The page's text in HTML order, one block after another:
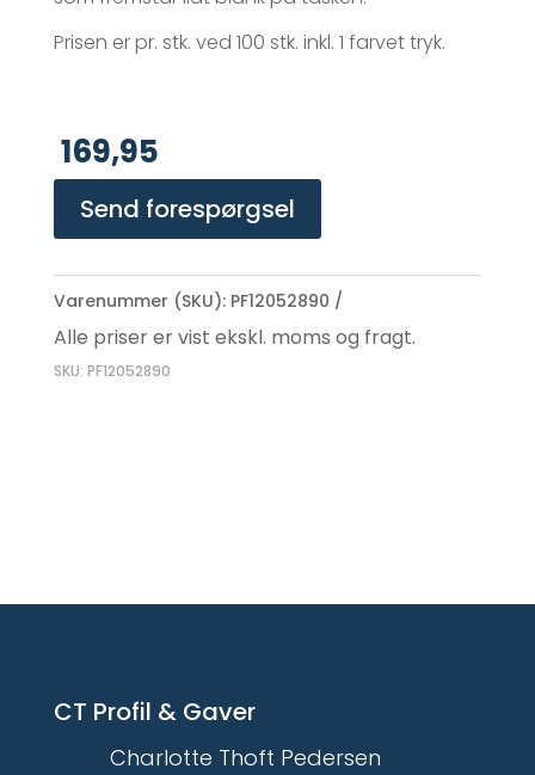
Prisen er pr. stk. ved 100 stk. inkl. 1 farvet tryk.
169,95
Send forespørgsel
Varenummer (SKU): PF12052890
Alle priser er vist ekskl. moms og fragt.
SKU: PF12052890
CT Profil & Gaver
Charlotte Thoft Pedersen